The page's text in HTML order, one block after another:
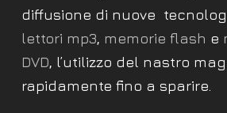
diffusione di nuove
lettori mp3, memorie flash e
DVD, l’utilizzo del nastro
rapidamente fino a sparire.